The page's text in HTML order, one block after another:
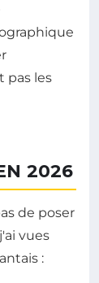
pas les
2026
de poser
vues
: